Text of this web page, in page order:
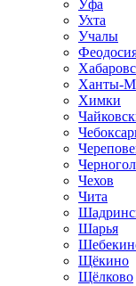
Уфа
Ухта
Учалы
Ханты-
Химки
Чехов
Чита
Шарья
Щёкино
Щёлково